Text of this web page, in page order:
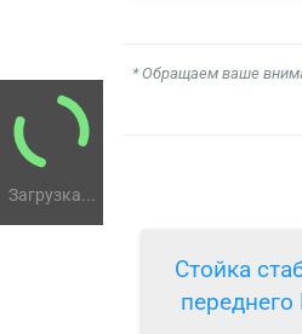
Загрузка...
* Обращаем ваше
Стойка
переднего